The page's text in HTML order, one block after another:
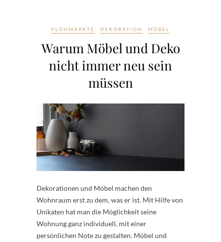
FLOHMÄRKTE DEKORATION MÖBEL
Warum Möbel und Deko
nicht immer neu sein
müssen
Dekorationen und Möbel machen den
Wohnraum erst zu dem, was er ist. Mit Hilfe von
Unikaten hat man die Möglichkeit seine
Wohnung ganz individuell, mit einer
persönlichen Note zu gestalten. Möbel und